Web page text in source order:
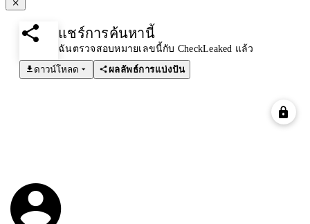
แชร์การค้นหานี้
ฉันตรวจสอบหมายเลขนี้กับ CheckLeaked แล้ว
ดาวน์โหลด
ผลลัพธ์การแบ่งปัน